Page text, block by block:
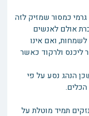
גרמי כמסור שמזיק לזה
אולם לאנשים
ואם אינו
ליכנס ולרקוד כאשר
הנהג נסע על פי
תמיד מוטלת על